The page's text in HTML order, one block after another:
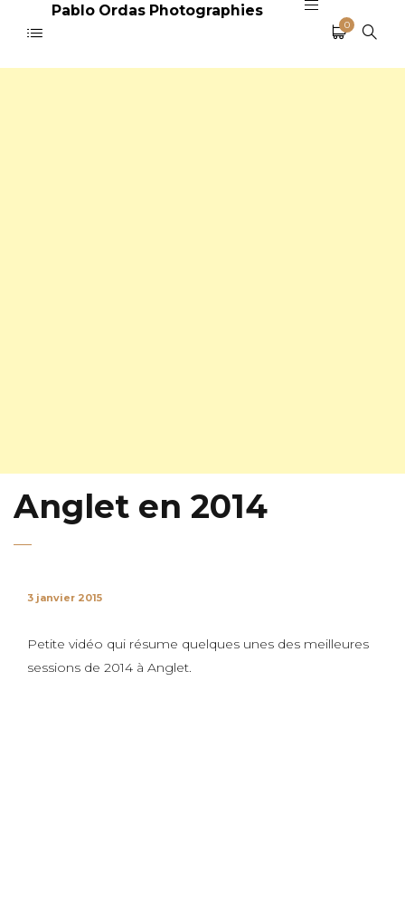
Pablo Ordas Photographies
0
Anglet en 2014
3 janvier 2015
Petite vidéo qui résume quelques unes des meilleures
sessions de 2014 à Anglet.